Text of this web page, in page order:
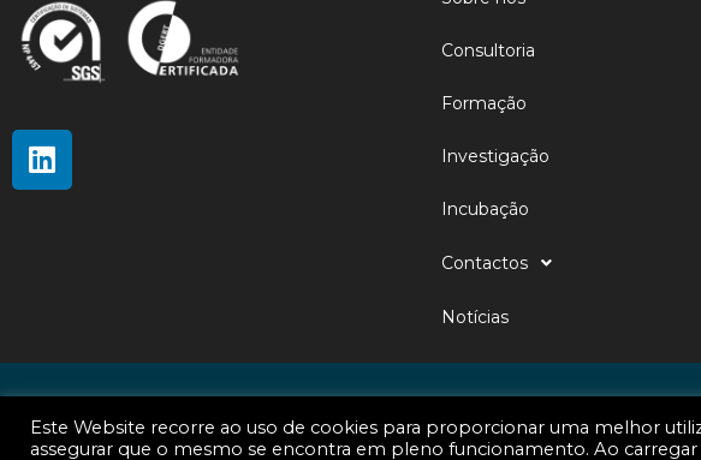
Consultoria
Formação
Investigação
Incubação
Contactos
Notícias
Este Website recorre ao uso de cookies para proporcionar uma melhor
assegurar que o mesmo se encontra em pleno funcionamento. Ao carregar